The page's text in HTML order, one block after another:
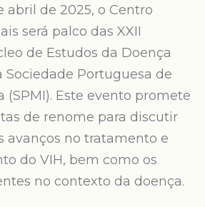
abril de 2025, o Centro
será palco das XXII
de Estudos da Doença
Sociedade Portuguesa de
(SPMI). Este evento promete
de renome para discutir
avanços no tratamento e
do VIH, bem como os
no contexto da doença.